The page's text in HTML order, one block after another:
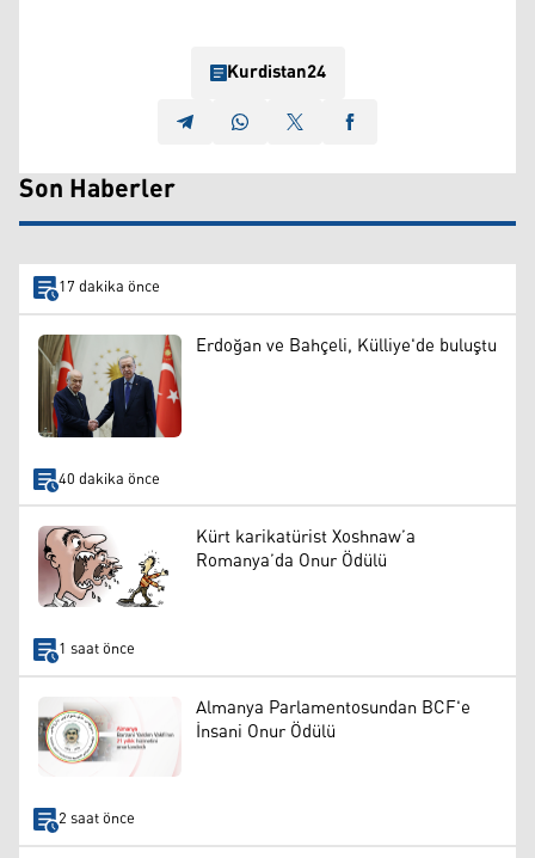
Kurdistan24
Son Haberler
17 dakika önce
Erdoğan ve Bahçeli, Külliye'de buluştu
40 dakika önce
Kürt karikatürist Xoshnaw’a
Romanya’da Onur Ödülü
1 saat önce
Almanya Parlamentosundan BCF'e
İnsani Onur Ödülü
2 saat önce